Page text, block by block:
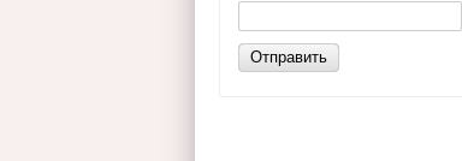
Отправить